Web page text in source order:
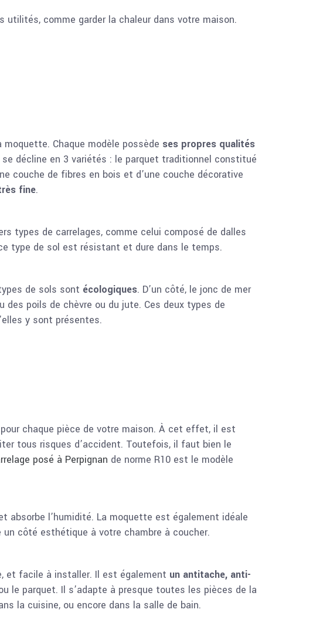
comme garder la chaleur dans votre maison.
Chaque modèle possède ses propres qualités
décline en 3 variétés : le parquet traditionnel constitué
couche de fibres en bois et d’une couche décorative
fine.
types de carrelages, comme celui composé de dalles
type de sol est résistant et dure dans le temps.
de sols sont écologiques. D’un côté, le jonc de mer
poils de chèvre ou du jute. Ces deux types de
y sont présentes.
pour chaque pièce de votre maison. À cet effet, il est
tous risques d’accident. Toutefois, il faut bien le
posé à Perpignan de norme R10 est le modèle
absorbe l’humidité. La moquette est également idéale
un côté esthétique à votre chambre à coucher.
et facile à installer. Il est également un antitache, anti-
le parquet. Il s’adapte à presque toutes les pièces de la
la cuisine, ou encore dans la salle de bain.